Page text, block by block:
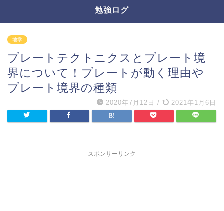
勉強ログ
地学
プレートテクトニクスとプレート境
界について！プレートが動く理由や
プレート境界の種類
2020年7月12日 / 2021年1月6日
スポンサーリンク